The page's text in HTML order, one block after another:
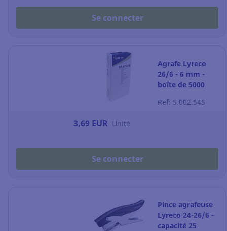
Se connecter
Agrafe Lyreco
26/6 - 6 mm -
boîte de 5000
Ref: 5.002.545
3,69 EUR Unité
Se connecter
Pince agrafeuse
Lyreco 24-26/6 -
capacité 25